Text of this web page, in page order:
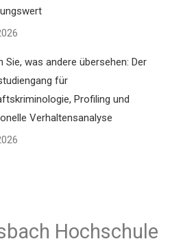
Sie, was andere übersehen: Der
für
Profiling und
Verhaltensanalyse
Hochschule